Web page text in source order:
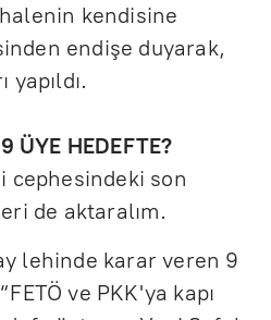
kendisine
endişe duyarak,
yapıldı.
ÜYE HEDEFTE?
cephesindeki son
de aktaralım.
lehinde karar veren 9
ve PKK'ya kapı